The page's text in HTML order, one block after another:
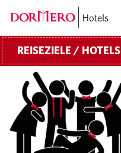
REISEZIELE / HOTELS